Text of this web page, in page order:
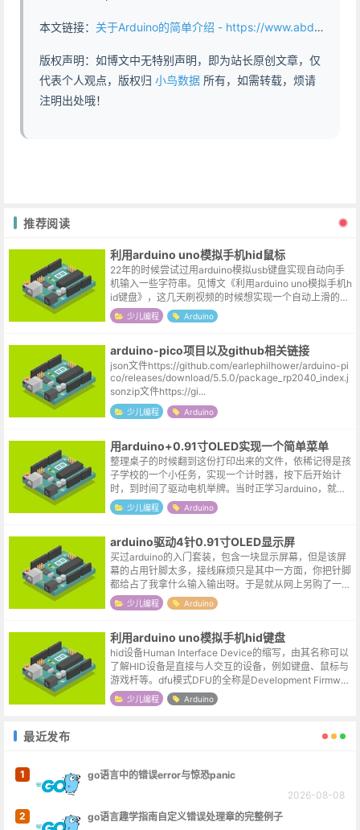
本文链接： 关于Arduino的简单介绍 - https://www.abddb.com/arduino_brief_introduction.html
版权声明：如博文中无特别声明，即为站长原创文章，仅
代表个人观点，版权归 小鸟数据 所有，如需转载，烦请
注明出处哦！
推荐阅读
利用arduino uno模拟手机hid鼠标
22年的时候尝试过用arduino模拟usb键盘实现自动向手
机输入一些字符串。见博文《利用arduino uno模拟手机h
id键盘》，这几天刷视频的时候想实现一个自动上滑的效
果，就想看下手头的arduino uno能否模拟usb鼠标。...
少儿编程 Arduino
arduino-pico项目以及github相关链接
json文件https://github.com/earlephilhower/arduino-pi
co/releases/download/5.5.0/package_rp2040_index.j
sonzip文件https://gi...
少儿编程 Arduino
用arduino+0.91寸OLED实现一个简单菜单
整理桌子的时候翻到这份打印出来的文件，依稀记得是孩
子学校的一个小任务，实现一个计时器，按下后开始计
时，到时间了驱动电机举牌。当时正学习arduino，就尝
试用arduino配合0.91寸OLED实现了一个粗糙的模型，增
加了一个简单菜单...
少儿编程 Arduino
arduino驱动4针0.91寸OLED显示屏
买过arduino的入门套装，包含一块显示屏幕，但是该屏
幕的占用针脚太多，接线麻烦只是其中一方面，你把针脚
都给占了我拿什么输入输出呀。于是就从网上另购了一块
4针的0.91寸的oled显示屏，赶上活动价实付5元还给包
邮，就象脱口秀里说的...
少儿编程 Arduino
利用arduino uno模拟手机hid键盘
hid设备Human Interface Device的缩写，由其名称可以
了解HID设备是直接与人交互的设备，例如键盘、鼠标与
游戏杆等。dfu模式DFU的全称是Development Firmwar
eUpgrade，实际意思就是设备固...
少儿编程 Arduino
最近发布
1
go语言中的错误error与惊恐panic
2026-08-08
2
go语言趣学指南自定义错误处理章的完整例子